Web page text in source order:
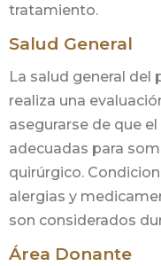
tratamiento.
Salud General
La salud general del
realiza una
asegurarse de que
adecuadas para
quirúrgico.
alergias y
son considerados
Área Donante